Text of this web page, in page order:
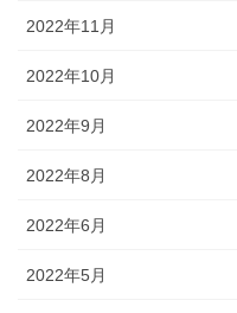
2022年11月
2022年10月
2022年9月
2022年8月
2022年6月
2022年5月